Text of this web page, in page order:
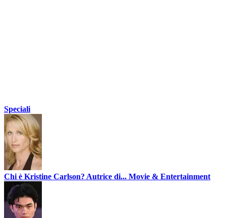
Speciali
Chi è Kristine Carlson? Autrice di... Movie & Entertainment